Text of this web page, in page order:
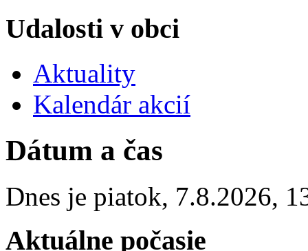
Udalosti v obci
Aktuality
Kalendár akcií
Dátum a čas
Dnes je piatok, 7.8.2026,
Aktuálne počasie